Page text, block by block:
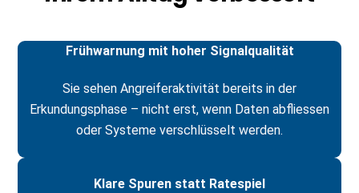
Frühwarnung mit hoher Signalqualität
Sie sehen Angreiferaktivität bereits in der
Erkundungsphase – nicht erst, wenn Daten abfliessen
oder Systeme verschlüsselt werden.
Klare Spuren statt Ratespiel